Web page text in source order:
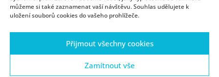
můžeme si také zaznamenat vaší návštěvu. Souhlas udělujete k
uložení souborů cookies do vašeho prohlížeče.
Přijmout všechny cookies
Zamítnout vše
Úvod Kontakt
Konzultační hodiny
Přijímací řízení
Portál ZČU Webmail